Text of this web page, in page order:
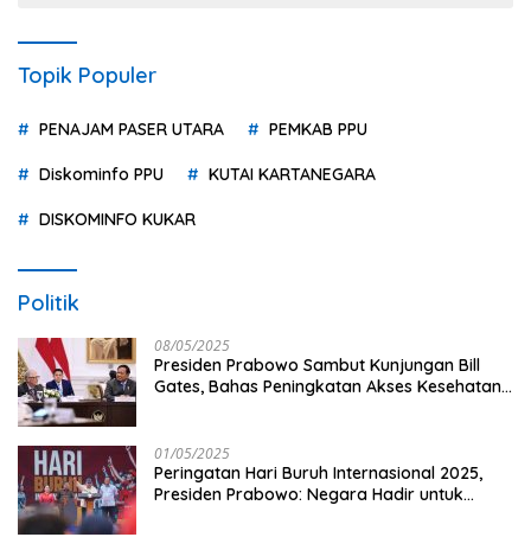
Topik Populer
PENAJAM PASER UTARA PEMKAB PPU
Diskominfo PPU KUTAI KARTANEGARA
DISKOMINFO KUKAR
Politik
08/05/2025
Presiden Prabowo Sambut Kunjungan Bill
Gates, Bahas Peningkatan Akses Kesehatan
01/05/2025
Peringatan Hari Buruh Internasional 2025,
Presiden Prabowo: Negara Hadir untuk